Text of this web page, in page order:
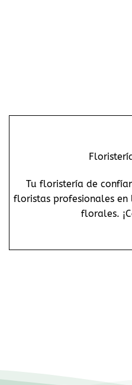
Tu floristería de
floristas profesionales
florales.